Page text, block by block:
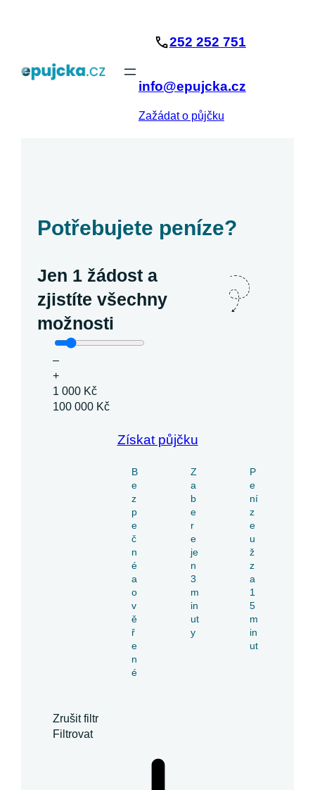
252 252 751
info@epujcka.cz
Zažádat o půjčku
Potřebujete peníze?
Jen 1 žádost a
zjistíte všechny
možnosti
–
+
1 000 Kč
100 000 Kč
Získat půjčku
B
e
z
p
e
č
n
é
a
o
v
ě
ř
e
n
é
Z
a
b
e
r
e
je
n
3
m
in
ut
y
P
e
ní
z
e
u
ž
z
a
1
5
m
in
ut
Zrušit filtr
Filtrovat